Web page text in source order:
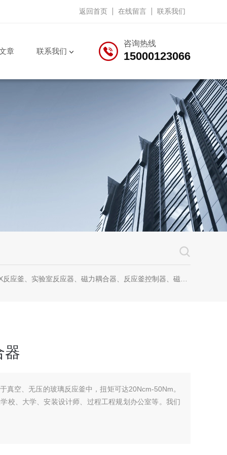
返回首页 在线留言 联系我们
咨询热线
15000123066
章 联系我们
、实验室反应器、磁力耦合器、反应釜控制器、磁力耦合器、螺纹磁力耦合器
器
真空、无压的玻璃反应釜中，扭矩可达20Ncm-50Nm。
校、大学、安装设计师、过程工程规划办公室等。我们